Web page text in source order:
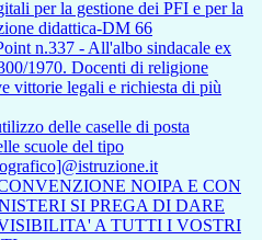
per la gestione dei PFI e per la
didattica-DM 66
n.337 - All'albo sindacale ex
1970. Docenti di religione
vittorie legali e richiesta di più
delle caselle di posta
scuole del tipo
NOIPA E CON
SI PREGA DI DARE
A TUTTI I VOSTRI